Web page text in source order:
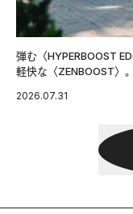
弾む〈HYPERBOOST
軽快な〈ZENBOOST〉
出した新機軸。
2026.07.31